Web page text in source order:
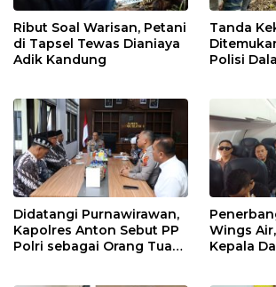
Ribut Soal Warisan, Petani
di Tapsel Tewas Dianiaya
Adik Kandung
Tanda
Polisi
Didatangi Purnawirawan,
Kapolres Anton Sebut PP
Polri sebagai Orang Tua
Wings
Kepala